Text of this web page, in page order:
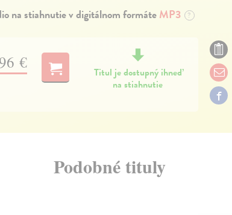
na stiahnutie v digitálnom formáteMP3 ?
€
Titul je dostupný ihneď
na stiahnutie
Podobné tituly